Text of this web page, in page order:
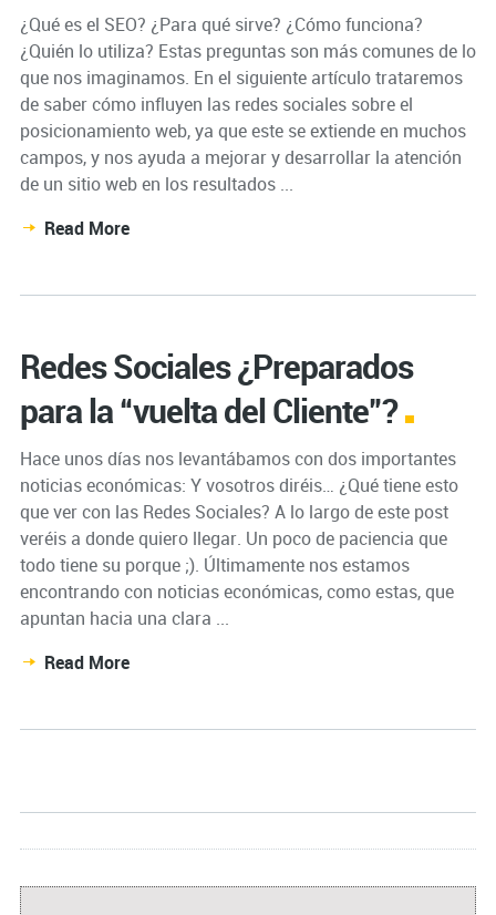
¿Qué es el SEO? ¿Para qué sirve? ¿Cómo funciona?
¿Quién lo utiliza? Estas preguntas son más comunes de lo
que nos imaginamos. En el siguiente artículo trataremos
de saber cómo influyen las redes sociales sobre el
posicionamiento web, ya que este se extiende en muchos
campos, y nos ayuda a mejorar y desarrollar la atención
de un sitio web en los resultados ...
Read More
Redes Sociales ¿Preparados
para la “vuelta del Cliente”?
Hace unos días nos levantábamos con dos importantes
noticias económicas: Y vosotros diréis… ¿Qué tiene esto
que ver con las Redes Sociales? A lo largo de este post
veréis a donde quiero llegar. Un poco de paciencia que
todo tiene su porque ;). Últimamente nos estamos
encontrando con noticias económicas, como estas, que
apuntan hacia una clara ...
Read More